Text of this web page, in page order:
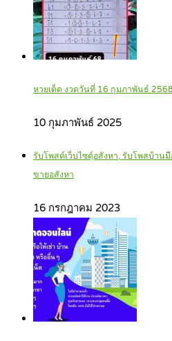
หวยเด็ด งวดวันที่ 16 กุมภาพันธ์ 2568
10 กุมภาพันธ์ 2025
รับโพสต์เว็บไซตฺ์อสังหา, รับโพสบ้าน
ขายอสังหา
16 กรกฎาคม 2023